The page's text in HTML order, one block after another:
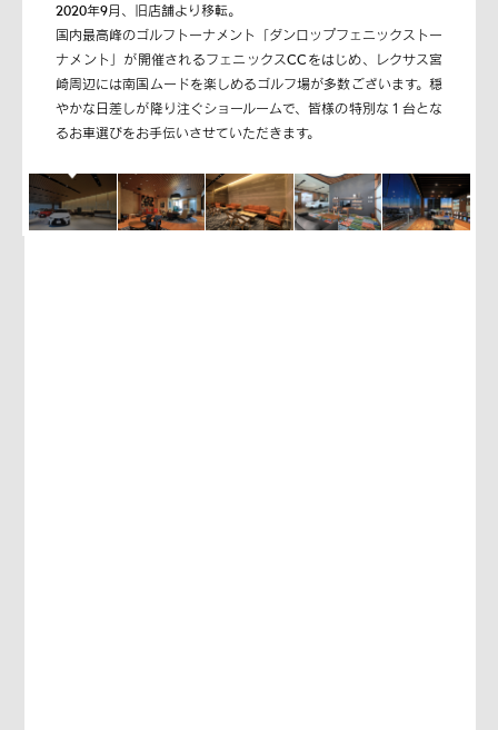
2020年9月、旧店舗より移転。
国内最高峰のゴルフトーナメント「ダンロップフェニックストー
ナメント」が開催されるフェニックスCCをはじめ、レクサス宮
崎周辺には南国ムードを楽しめるゴルフ場が多数ございます。穏
やかな日差しが降り注ぐショールームで、皆様の特別な１台とな
るお車選びをお手伝いさせていただきます。